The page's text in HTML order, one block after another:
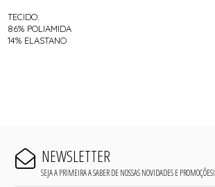
TECIDO:
86% POLIAMIDA
14% ELASTANO
NEWSLETTER
SEJA A PRIMEIRA A SABER DE NOSSAS NOVIDADES E PROMOÇÕES!